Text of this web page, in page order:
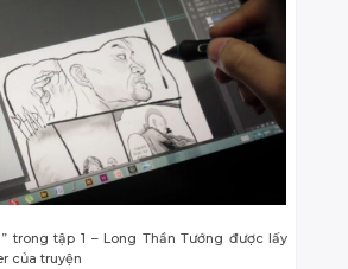
trong tập 1 – Long Thần Tướng được lấy
của truyện